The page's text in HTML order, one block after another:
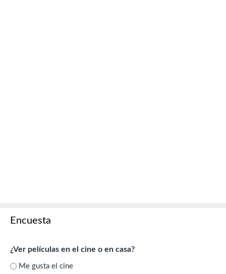
Encuesta
¿Ver películas en el cine o en casa?
Me gusta el cine